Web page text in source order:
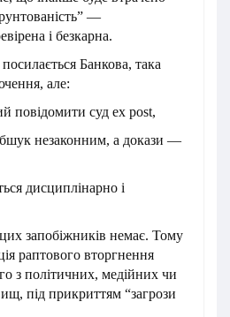
—
і безкарна.
Банкова, така
але:
повідомити суд ex post,
незаконним, а докази —
дисциплінарно і
запобіжників немає. Тому
раптового вторгнення
з політичних, медійних чи
під прикриттям “загрози